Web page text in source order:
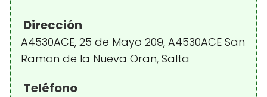
Dirección
A4530ACE, 25 de Mayo 209, A4530ACE San
Ramon de la Nueva Oran, Salta
Teléfono